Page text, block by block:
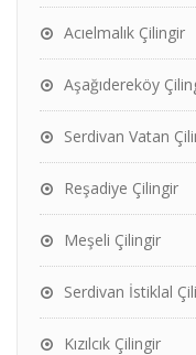
Acıelmalık Çilingir
Aşağıdereköy
Serdivan Vatan
Reşadiye Çilingir
Meşeli Çilingir
Serdivan İstiklal
Kızılcık Çilingir